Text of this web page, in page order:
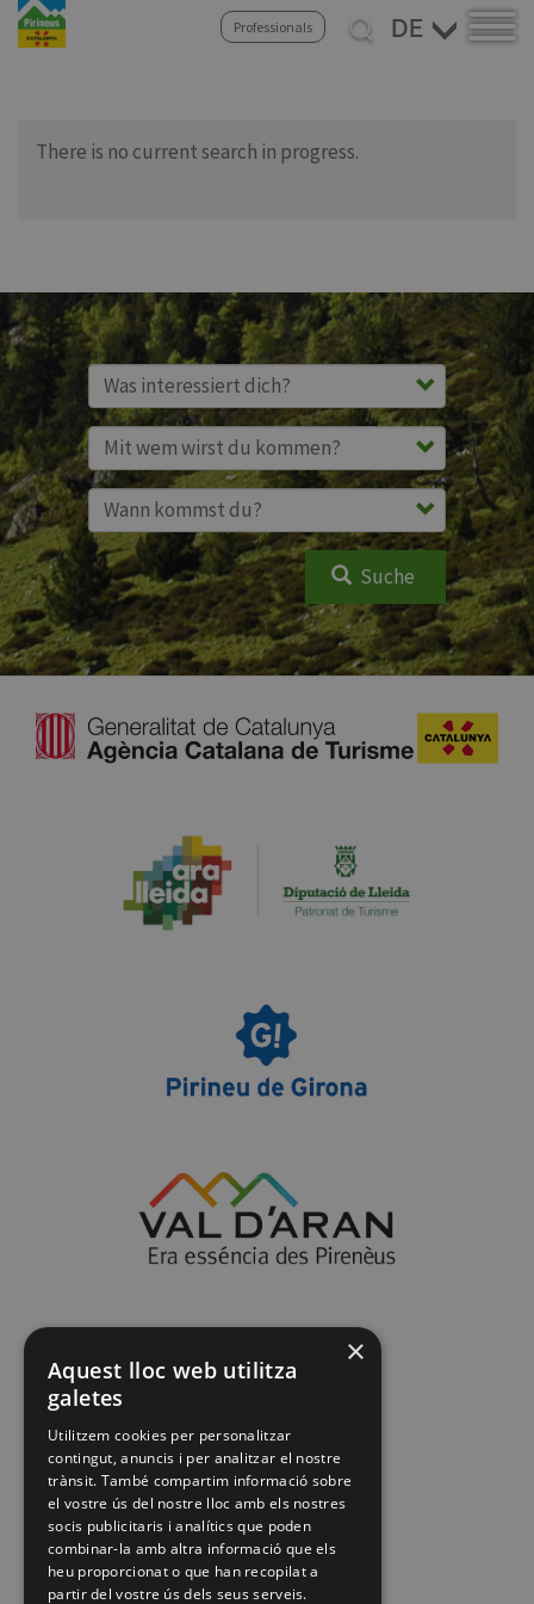
Professionals
Select
your
There is no current search in progress.
Suche
×
Aquest lloc web utilitza
galetes
Utilitzem cookies per personalitzar
contingut, anuncis i per analitzar el nostre
trànsit. També compartim informació sobre
el vostre ús del nostre lloc amb els nostres
socis publicitaris i analítics que poden
combinar-la amb altra informació que els
heu proporcionat o que han recopilat a
partir del vostre ús dels seus serveis.